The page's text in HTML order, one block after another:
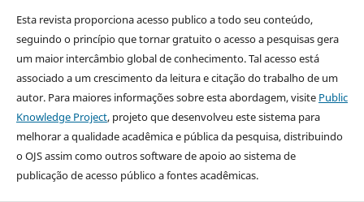
Esta revista proporciona acesso publico a todo seu conteúdo,
seguindo o princípio que tornar gratuito o acesso a pesquisas gera
um maior intercâmbio global de conhecimento. Tal acesso está
associado a um crescimento da leitura e citação do trabalho de um
autor. Para maiores informações sobre esta abordagem, visite Public
Knowledge Project, projeto que desenvolveu este sistema para
melhorar a qualidade acadêmica e pública da pesquisa, distribuindo
o OJS assim como outros software de apoio ao sistema de
publicação de acesso público a fontes acadêmicas.